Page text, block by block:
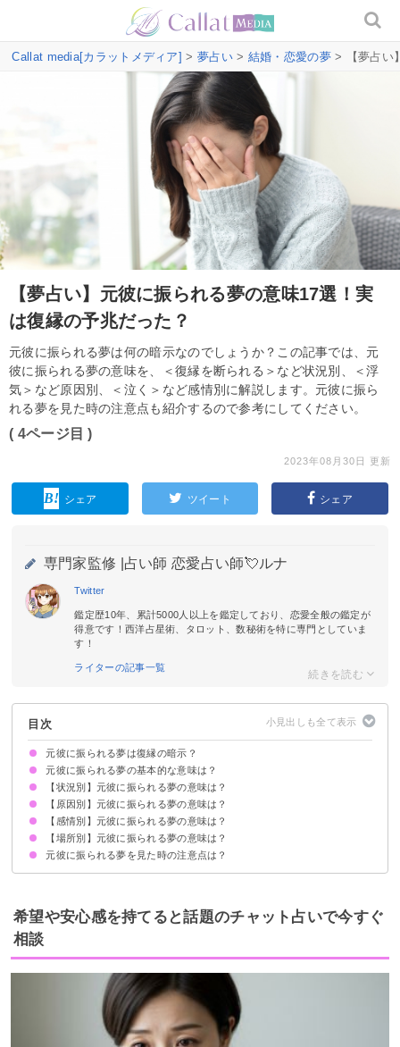
Callat media[カラットメディア] > 夢占い> 結婚・恋愛の夢> 【夢占い
【夢占い】元彼に振られる夢の意味17選！実
は復縁の予兆だった？
元彼に振られる夢は何の暗示なのでしょうか？この記事では、元
彼に振られる夢の意味を、＜復縁を断られる＞など状況別、＜浮
気＞など原因別、＜泣く＞など感情別に解説します。元彼に振ら
れる夢を見た時の注意点も紹介するので参考にしてください。
( 4ページ目 )
2023年08月30日 更新
シェア ツイート シェア
専門家監修 | 占い師 恋愛占い師💘ルナ
Twitter
鑑定歴10年、累計5000人以上を鑑定しており、恋愛全般の鑑定が
得意です！西洋占星術、タロット、数秘術を特に専門としていま
す！
ライターの記事一覧
目次
元彼に振られる夢は復縁の暗示？
元彼に振られる夢の基本的な意味は？
相手との関係の進展を暗示
状況によって意味が決まる
【状況別】元彼に振られる夢の意味は？
元彼に復縁したいと言って振られる夢【警告夢】
未練がない元彼に振られる夢【警告夢】
リアルで振られた元彼に振られる夢【警告夢】
彼氏がいるのに元彼に振られる夢【警告夢】
元彼にデート中に振られる夢【警告夢】
元彼にLINEで振られる夢【警告夢】
元彼に電話で振られる夢【警告夢】
【原因別】元彼に振られる夢の意味は？
浮気して元彼に振られる夢【警告夢】
元彼に好きな人ができて振られる夢【警告夢】
元彼に二股されて振られる夢【警告夢】
元彼と喧嘩して振られる夢【警告夢】
【感情別】元彼に振られる夢の意味は？
元彼に振られて泣く夢【吉夢】
元彼に振られて嬉しい夢【吉夢】
元彼に振られて悲しい夢【警告夢】
【場所別】元彼に振られる夢の意味は？
元彼に学校で振られる夢【吉夢】
元彼に駅で振られる夢【吉夢】
元彼に海辺で振られる夢【吉夢】
元彼に振られる夢を見た時の注意点は？
未練があるなら相手に連絡してみる
自分磨きをする
希望や安心感を持てると話題のチャット占いで今すぐ
相談